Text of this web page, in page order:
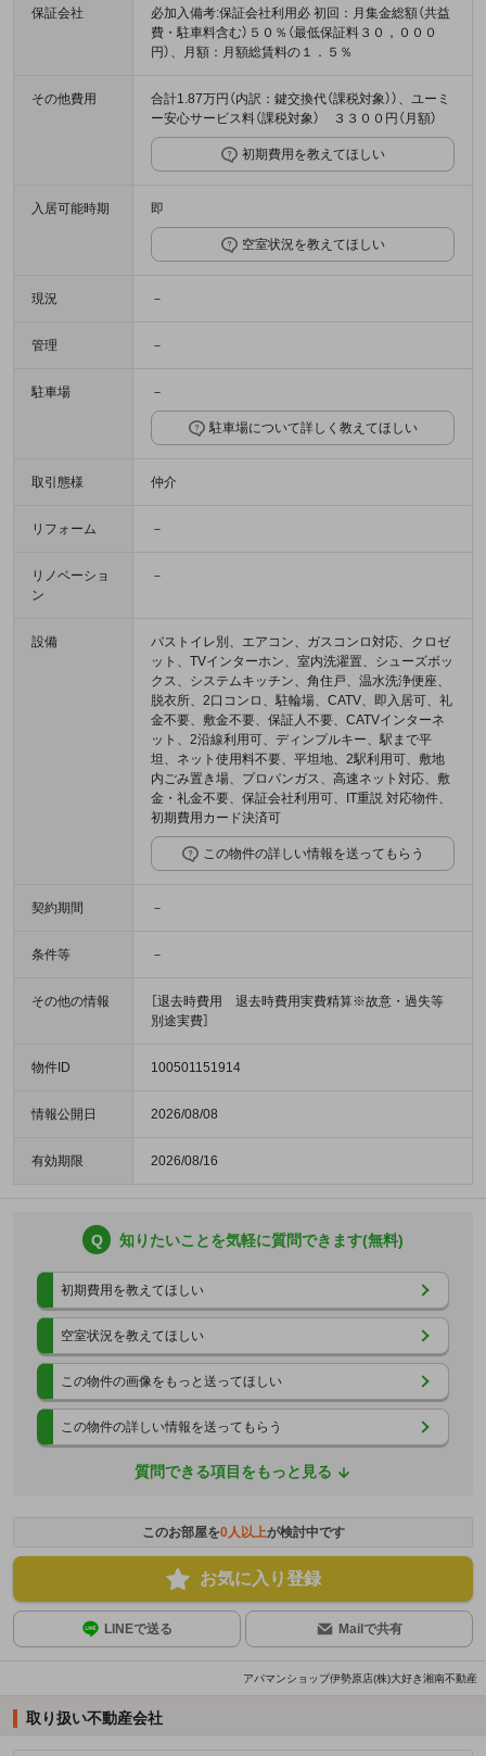
保証会社
必加入備考:保証会社利用必 初回：月集金総額（共益
費・駐車料含む）５０％（最低保証料３０，０００
円）、月額：月額総賃料の１．５％
その他費用
合計1.87万円（内訳：鍵交換代（課税対象））、ユーミ
ー安心サービス料（課税対象） ３３００円（月額）
初期費用を教えてほしい
入居可能時期 即
空室状況を教えてほしい
現況 －
管理 －
駐車場 －
駐車場について詳しく教えてほしい
取引態様 仲介
リフォーム －
リノベーショ
ン
－
設備
バストイレ別、エアコン、ガスコンロ対応、クロゼ
ット、TVインターホン、室内洗濯置、シューズボッ
クス、システムキッチン、角住戸、温水洗浄便座、
脱衣所、2口コンロ、駐輪場、CATV、即入居可、礼
金不要、敷金不要、保証人不要、CATVインターネ
ット、2沿線利用可、ディンプルキー、駅まで平
坦、ネット使用料不要、平坦地、2駅利用可、敷地
内ごみ置き場、プロパンガス、高速ネット対応、敷
金・礼金不要、保証会社利用可、IT重説 対応物件、
初期費用カード決済可
この物件の詳しい情報を送ってもらう
契約期間 －
条件等 －
その他の情報
［退去時費用 退去時費用実費精算※故意・過失等
別途実費］
物件ID 100501151914
情報公開日 2026/08/08
有効期限 2026/08/16
Q 知りたいことを気軽に質問できます(無料)
初期費用を教えてほしい
空室状況を教えてほしい
この物件の画像をもっと送ってほしい
この物件の詳しい情報を送ってもらう
質問できる項目をもっと見る
このお部屋を0人以上が検討中です
お気に入り登録
LINEで送る Mailで共有
アパマンショップ伊勢原店(株)大好き湘南不動産
取り扱い不動産会社